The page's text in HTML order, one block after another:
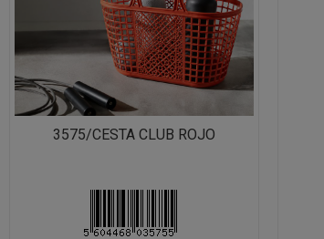
3575/CESTA CLUB ROJO